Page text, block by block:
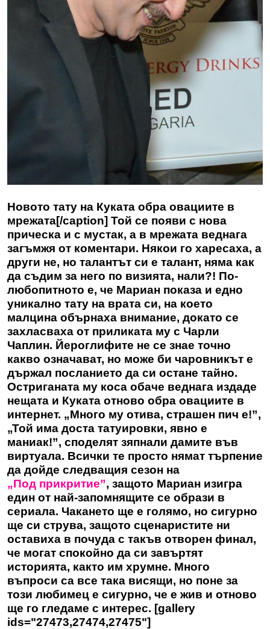
Новото тату на Куката обра овациите в
мрежата[/caption] Той се появи с нова
прическа и с мустак, а в мрежата веднага
загъмжя от коментари. Някои го харесаха, а
други не, но талантът си е талант, няма как
да съдим за него по визията, нали?! По-
любопитното е, че Мариан показа и едно
уникално тату на врата си, на което
малцина обърнаха внимание, докато се
захласваха от приликата му с Чарли
Чаплин. Йероглифите не се знае точно
какво означават, но може би чаровникът е
държал посланието да си остане тайно.
Остриганата му коса обаче веднага издаде
нещата и Куката отново обра овациите в
интернет. „Много му отива, страшен пич е!”,
„Той има доста татуировки, явно е
маниак!”, споделят зяпнали дамите във
виртуала. Всички те просто нямат търпение
да дойде следващия сезон на
„Под прикритие”, защото Мариан изигра
един от най-запомнящите се образи в
сериала. Чакането ще е голямо, но сигурно
ще си струва, защото сценаристите ни
оставиха в почуда с такъв отворен финал,
че могат спокойно да си завъртят
историята, както им хрумне. Много
въпроси са все така висящи, но поне за
този любимец е сигурно, че е жив и отново
ще го гледаме с интерес. [gallery
ids="27473,27474,27475"]